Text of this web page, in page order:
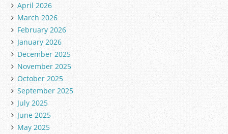
o
r
i
e
s
April 2026
March 2026
February 2026
January 2026
December 2025
November 2025
October 2025
September 2025
July 2025
June 2025
May 2025